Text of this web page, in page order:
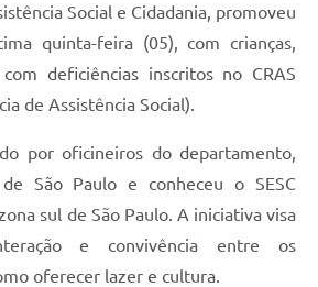
Social e Cidadania, promoveu
quinta-feira (05), com crianças,
deficiências inscritos no CRAS
de Assistência Social).
por oficineiros do departamento,
São Paulo e conheceu o SESC
sul de São Paulo. A iniciativa visa
e convivência entre os
oferecer lazer e cultura.